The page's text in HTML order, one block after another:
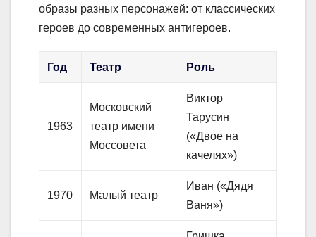
образы разных персонажей: от классических
героев до современных антигероев.
Год Театр Роль
1963
Московский
театр имени
Моссовета
Виктор
Тарусин
(«Двое на
качелях»)
1970 Малый театр
Иван («Дядя
Ваня»)